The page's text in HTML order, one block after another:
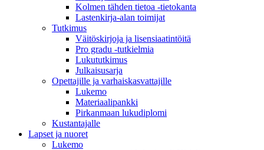
Kolmen tähden tietoa -tietokanta
Lastenkirja-alan toimijat
Tutkimus
Väitöskirjoja ja lisensiaatintöitä
Pro gradu -tutkielmia
Lukututkimus
Julkaisusarja
Opettajille ja varhaiskasvattajille
Lukemo
Materiaalipankki
Pirkanmaan lukudiplomi
Kustantajalle
Lapset ja nuoret
Lukemo